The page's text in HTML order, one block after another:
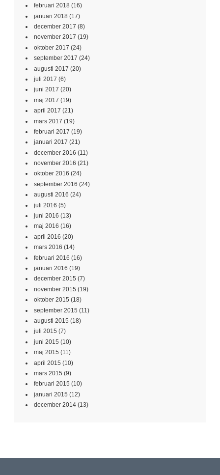
februari 2018 (16)
januari 2018 (17)
december 2017 (8)
november 2017 (19)
oktober 2017 (24)
september 2017 (24)
augusti 2017 (20)
juli 2017 (6)
juni 2017 (20)
maj 2017 (19)
april 2017 (21)
mars 2017 (19)
februari 2017 (19)
januari 2017 (21)
december 2016 (11)
november 2016 (21)
oktober 2016 (24)
september 2016 (24)
augusti 2016 (24)
juli 2016 (5)
juni 2016 (13)
maj 2016 (16)
april 2016 (20)
mars 2016 (14)
februari 2016 (16)
januari 2016 (19)
december 2015 (7)
november 2015 (19)
oktober 2015 (18)
september 2015 (11)
augusti 2015 (18)
juli 2015 (7)
juni 2015 (10)
maj 2015 (11)
april 2015 (10)
mars 2015 (9)
februari 2015 (10)
januari 2015 (12)
december 2014 (13)